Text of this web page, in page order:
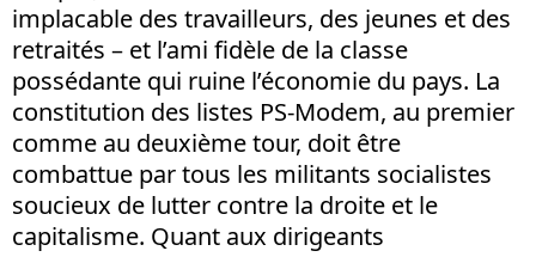
implacable des travailleurs, des jeunes et des
retraités – et l’ami fidèle de la classe
possédante qui ruine l’économie du pays. La
constitution des listes PS-Modem, au premier
comme au deuxième tour, doit être
combattue par tous les militants socialistes
soucieux de lutter contre la droite et le
capitalisme. Quant aux dirigeants